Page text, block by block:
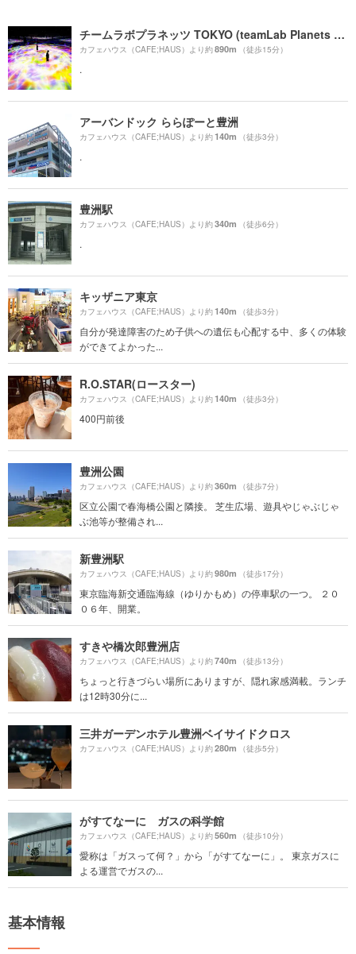
チームラボプラネッツ TOKYO (teamLab Planets TOKYO) DMM
カフェハウス（CAFE;HAUS）より約890m （徒歩15分）
.
アーバンドック ららぽーと豊洲
カフェハウス（CAFE;HAUS）より約140m （徒歩3分）
.
豊洲駅
カフェハウス（CAFE;HAUS）より約340m （徒歩6分）
.
キッザニア東京
カフェハウス（CAFE;HAUS）より約140m （徒歩3分）
自分が発達障害のため子供への遺伝も心配する中、多くの体験
ができてよかった...
R.O.STAR(ロースター)
カフェハウス（CAFE;HAUS）より約140m （徒歩3分）
400円前後
豊洲公園
カフェハウス（CAFE;HAUS）より約360m （徒歩7分）
区立公園で春海橋公園と隣接。 芝生広場、遊具やじゃぶじゃ
ぶ池等が整備され...
新豊洲駅
カフェハウス（CAFE;HAUS）より約980m （徒歩17分）
東京臨海新交通臨海線（ゆりかもめ）の停車駅の一つ。 ２０
０６年、開業。
すきや橋次郎豊洲店
カフェハウス（CAFE;HAUS）より約740m （徒歩13分）
ちょっと行きづらい場所にありますが、隠れ家感満載。ランチ
は12時30分に...
三井ガーデンホテル豊洲ベイサイドクロス
カフェハウス（CAFE;HAUS）より約280m （徒歩5分）
がすてなーに ガスの科学館
カフェハウス（CAFE;HAUS）より約560m （徒歩10分）
愛称は「ガスって何？」から「がすてなーに」。 東京ガスに
よる運営でガスの...
基本情報